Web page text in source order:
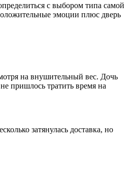
с выбором типа самой
эмоции плюс дверь
на внушительный вес. Дочь
пришлось тратить время на
затянулась доставка, но